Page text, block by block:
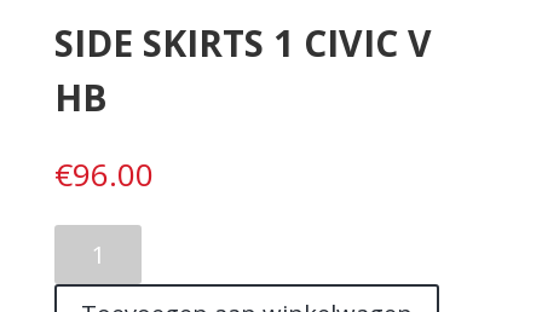
SIDE SKIRTS 1 CIVIC V
HB
€96.00
SKIRTS
1